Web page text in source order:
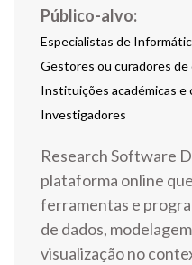
Research Software
plataforma online
ferramentas e
de dados,
visualização no
Público-alvo:
Especialistas de
Gestores ou curadores de
Instituições académicas
Investigadores